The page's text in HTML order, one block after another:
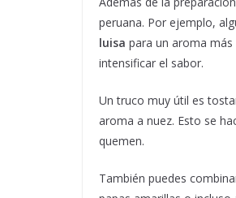
peruana. Por ejemplo,
luisa para un aroma
intensificar el sabor.
Un truco muy útil es
aroma a nuez. Esto se
quemen.
También puedes